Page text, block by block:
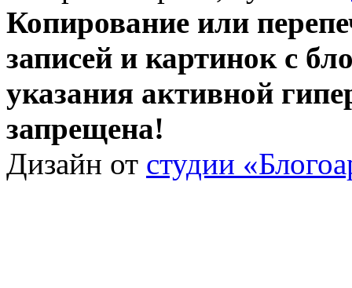
Копирование или
записей и картинок с
указания активной
запрещена!
Дизайн от студии